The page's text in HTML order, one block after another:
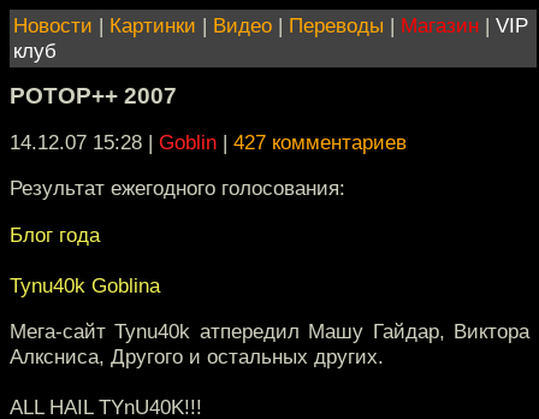
Новости | Картинки | Видео | Переводы | Магазин | VIP
клуб
РОТОР++ 2007
14.12.07 15:28 | Goblin | 427 комментариев
Результат ежегодного голосования:
Блог года
Tynu40k Goblina
Мега-сайт Tynu40k атпередил Машу Гайдар, Виктора
Алксниса, Другого и остальных других.
ALL HAIL TYnU40K!!!